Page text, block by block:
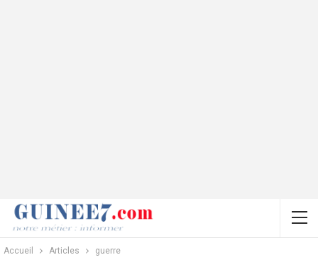
Accueil Articles guerre